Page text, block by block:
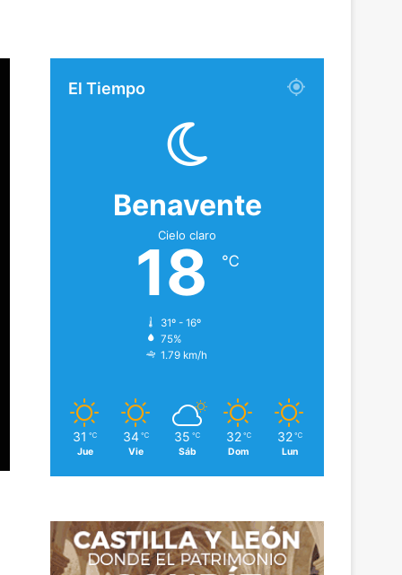
El Tiempo
Benavente
Cielo claro
18 ℃
31º - 16º
75%
1.79 km/h
31 ℃
Jue
34 ℃
Vie
35 ℃
Sáb
32 ℃
Dom
32 ℃
Lun